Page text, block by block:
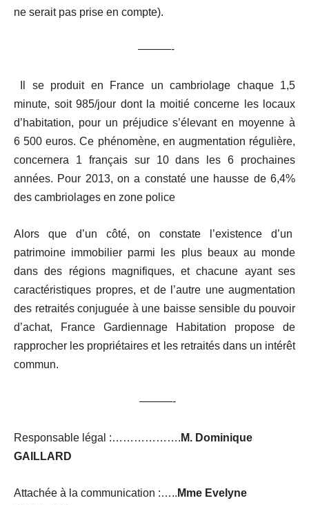
ne serait pas prise en compte).
———-
Il se produit en France un cambriolage chaque 1,5
minute, soit 985/jour dont la moitié concerne les locaux
d’habitation, pour un préjudice s’élevant en moyenne à
6 500 euros. Ce phénomène, en augmentation régulière,
concernera 1 français sur 10 dans les 6 prochaines
années. Pour 2013, on a constaté une hausse de 6,4%
des cambriolages en zone police
Alors que d’un côté, on constate l’existence d’un
patrimoine immobilier parmi les plus beaux au monde
dans des régions magnifiques, et chacune ayant ses
caractéristiques propres, et de l’autre une augmentation
des retraités conjuguée à une baisse sensible du pouvoir
d’achat, France Gardiennage Habitation propose de
rapprocher les propriétaires et les retraités dans un intérêt
commun.
———-
Responsable légal :………………. M. Dominique
GAILLARD
Attachée à la communication :….. Mme Evelyne